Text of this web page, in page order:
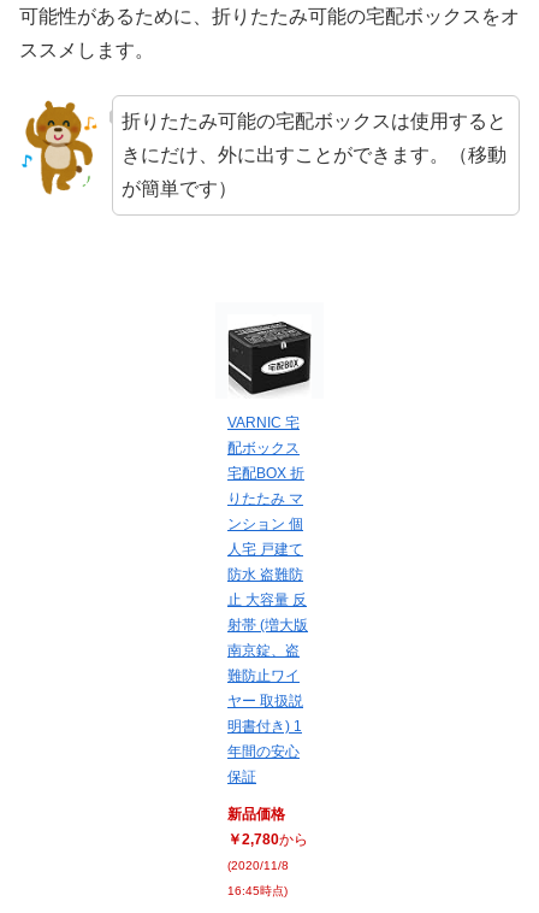
可能性があるために、折りたたみ可能の宅配ボックスをオ
ススメします。
折りたたみ可能の宅配ボックスは使用すると
きにだけ、外に出すことができます。（移動
が簡単です）
VARNIC 宅
配ボックス
宅配BOX 折
りたたみ マ
ンション 個
人宅 戸建て
防水 盗難防
止 大容量 反
射帯 (増大版
南京錠、盗
難防止ワイ
ヤー 取扱説
明書付き) 1
年間の安心
保証
新品価格
￥2,780から
(2020/11/8
16:45時点)